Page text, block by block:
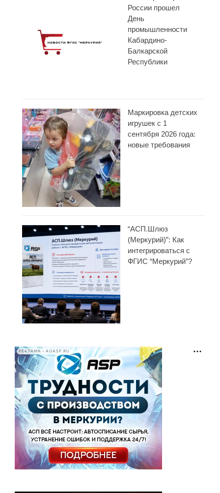
России прошел
День
промышленности
Кабардино-
Балкарской
Республики
Маркировка детских
игрушек с 1
сентября 2026 года:
новые требования
“АСП.Шлюз
(Меркурий)”: Как
интегрироваться с
ФГИС “Меркурий”?
РЕКЛАМА • AOASP.RU